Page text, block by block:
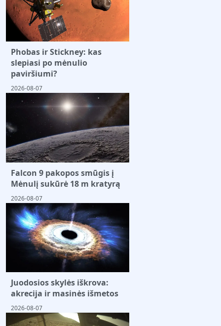
Phobas ir Stickney: kas
slepiasi po mėnulio
paviršiumi?
2026-08-07
Falcon 9 pakopos smūgis į
Mėnulį sukūrė 18 m kratyrą
2026-08-07
Juodosios skylės iškrova:
akrecija ir masinės išmetos
2026-08-07